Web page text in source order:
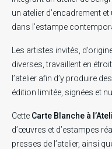
un atelier d’encadrement
dans l’estampe
Les artistes invités,
diverses, travaillent en
l’atelier afin d’y produire
édition limitée, signées et
Cette Carte Blanche à
d’œuvres et d’estampes
presses de l’atelier, ainsi